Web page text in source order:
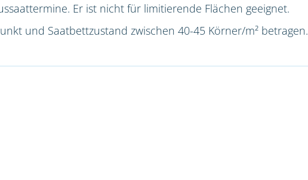
Er ist nicht für limitierende Flächen geeignet.
und Saatbettzustand zwischen 40-45 Körner/m² betragen.